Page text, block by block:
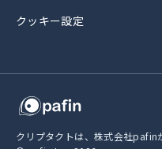
クッキー設定
クリプタクトは、株式会社pafin